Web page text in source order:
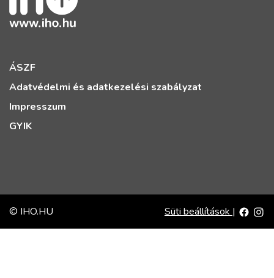
ÁSZF
Adatvédelmi és adatkezelési szabályzat
Impresszum
GYIK
© IHO.HU Süti beállítások |